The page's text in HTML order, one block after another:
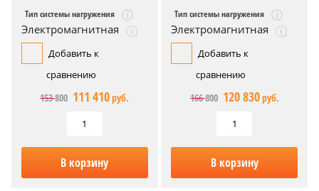
Тип системы нагружения
Электромагнитная
Добавить к
сравнению
153 800 111 410руб.
В корзину
Тип системы нагружения
Электромагнитная
Добавить к
сравнению
166 800 120 830руб.
В корзину